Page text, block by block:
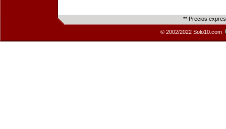
** Precios
© 2002/2022 Solo10.com